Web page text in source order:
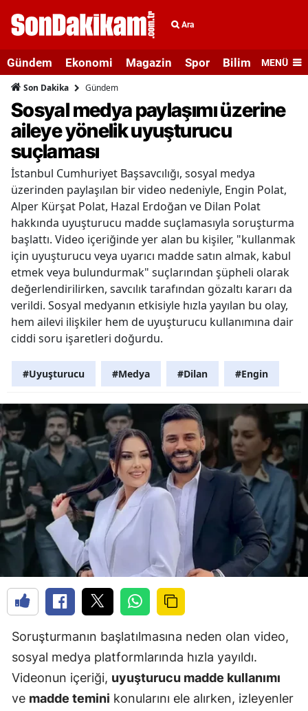
Ara
Gündem Ekonomi Magazin Spor Bilim veMENÜ
Son Dakika Gündem
Sosyal medya paylaşımı üzerine
aileye yönelik uyuşturucu
suçlaması
İstanbul Cumhuriyet Başsavcılığı, sosyal medya
üzerinden paylaşılan bir video nedeniyle, Engin Polat,
Alper Kürşat Polat, Hazal Erdoğan ve Dilan Polat
hakkında uyuşturucu madde suçlamasıyla soruşturma
başlattı. Video içeriğinde yer alan bu kişiler, "kullanmak
için uyuşturucu veya uyarıcı madde satın almak, kabul
etmek veya bulundurmak" suçlarından şüpheli olarak
değerlendirilirken, savcılık tarafından gözaltı kararı da
verildi. Sosyal medyanın etkisiyle hızla yayılan bu olay,
hem ailevi ilişkiler hem de uyuşturucu kullanımına dair
ciddi soru işaretleri doğurdu.
#Uyuşturucu #Medya #Dilan #Engin
Soruşturmanın başlatılmasına neden olan video,
sosyal medya platformlarında hızla yayıldı.
Videonun içeriği, uyuşturucu madde kullanımı
ve madde temini konularını ele alırken, izleyenler